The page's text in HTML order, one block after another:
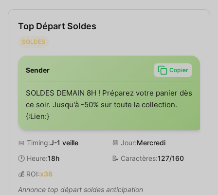
Top Départ Soldes
SOLDES
Sender Copier
SOLDES DEMAIN 8H ! Préparez votre panier dès
ce soir. Jusqu'à -50% sur toute la collection.
{:Lien:}
📅 Timing:J-1 veille 📆 Jour:Mercredi
🕐 Heure:18h 📝 Caractères:127/160
💰 ROI:x38
Annonce top départ soldes anticipation